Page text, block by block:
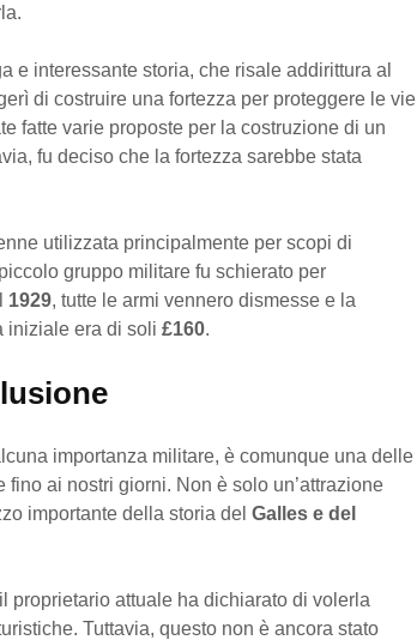
e interessante storia, che risale addirittura al
di costruire una fortezza per proteggere le vie
fatte varie proposte per la costruzione di un
fu deciso che la fortezza sarebbe stata
utilizzata principalmente per scopi di
gruppo militare fu schierato per
1929, tutte le armi vennero dismesse e la
iniziale era di soli £160.
importanza militare, è comunque una delle
ai nostri giorni. Non è solo un’attrazione
importante della storia del Galles e del
proprietario attuale ha dichiarato di volerla
Tuttavia, questo non è ancora stato